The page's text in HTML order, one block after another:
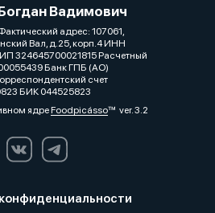
Вадимович
адрес: 107061,
Вал, д.25, корп.4 ИНН
324645700021815 Расчетный
Банк ГПБ (АО)
счет
БИК 044525823
ядреFoodpicássover. 3.2